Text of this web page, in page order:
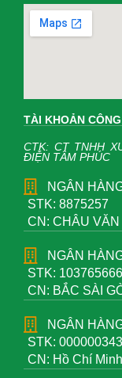
TÀI KHOẢN
CTK: CT TNHH
ĐIỆN TÂM PHÚC
NGÂN
STK: 8875257
CN: CHÂU VĂN
NGÂN
STK:
CN: BẮC SÀI
NGÂN
STK:
CN: Hồ Chí Minh